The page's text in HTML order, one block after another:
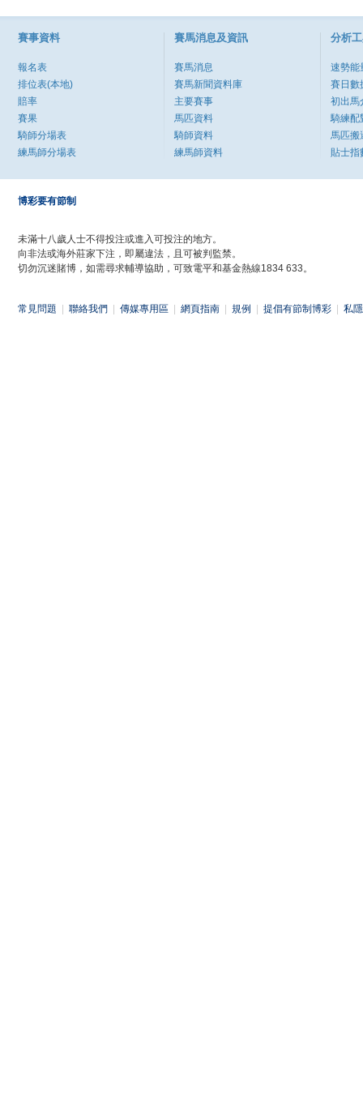
賽事資料
報名表
排位表(本地)
賠率
賽果
騎師分場表
練馬師分場表
賽馬消息及資訊
賽馬消息
賽馬新聞資料庫
主要賽事
馬匹資料
騎師資料
練馬師資料
分析
速勢能
賽日數
初出馬
騎練配
馬匹搬
貼士指
博彩要有節制
未滿十八歲人士不得投注或進入可投注的地方。
向非法或海外莊家下注，即屬違法，且可被判監禁。
切勿沉迷賭博，如需尋求輔導協助，可致電平和基金熱線1834 633。
常見問題 聯絡我們 傳媒專用區 網頁指南 規例 提倡有節制博彩 私